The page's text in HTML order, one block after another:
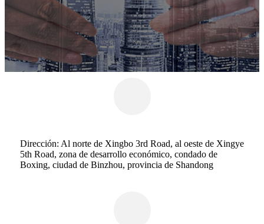
Dirección: Al norte de Xingbo 3rd Road, al oeste de Xingye
5th Road, zona de desarrollo económico, condado de
Boxing, ciudad de Binzhou, provincia de Shandong